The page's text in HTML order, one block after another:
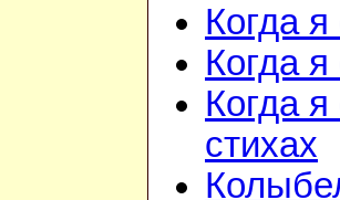
Когда
Когда
Когда
стихах